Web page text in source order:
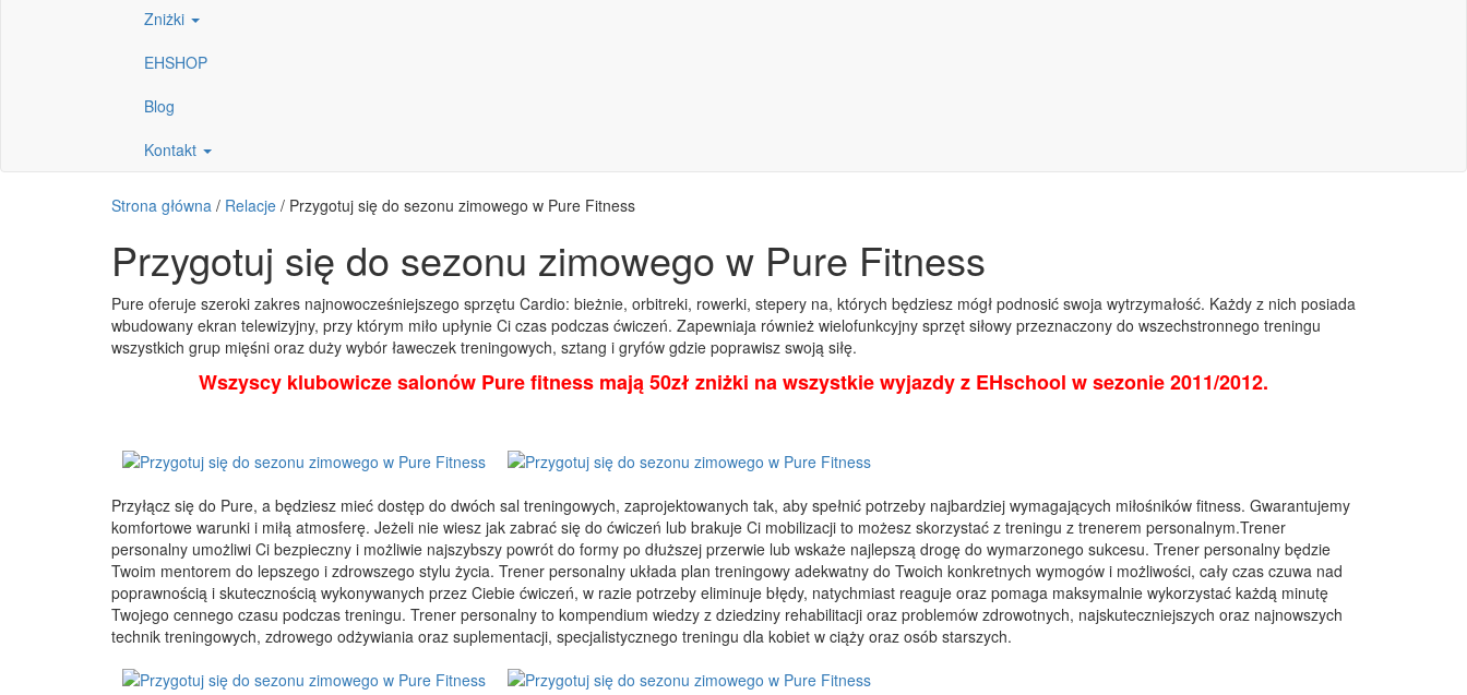
Zniżki
EHSHOP
Blog
Kontakt
Strona główna / Relacje / Przygotuj się do sezonu zimowego w Pure Fitness
Przygotuj się do sezonu zimowego w Pure Fitness
Pure oferuje szeroki zakres najnowocześniejszego sprzętu Cardio: bieżnie, orbitreki, rowerki, stepery na, których będziesz mógł podnosić swoja wytrzymałość. Każdy z nich posiada
wbudowany ekran telewizyjny, przy którym miło upłynie Ci czas podczas ćwiczeń. Zapewniaja również wielofunkcyjny sprzęt siłowy przeznaczony do wszechstronnego treningu
wszystkich grup mięśni oraz duży wybór ławeczek treningowych, sztang i gryfów gdzie poprawisz swoją siłę.
Wszyscy klubowicze salonów Pure fitness mają 50zł zniżki na wszystkie wyjazdy z EHschool w sezonie 2011/2012.
Przyłącz się do Pure, a będziesz mieć dostęp do dwóch sal treningowych, zaprojektowanych tak, aby spełnić potrzeby najbardziej wymagających miłośników fitness. Gwarantujemy
komfortowe warunki i miłą atmosferę. Jeżeli nie wiesz jak zabrać się do ćwiczeń lub brakuje Ci mobilizacji to możesz skorzystać z treningu z trenerem personalnym.Trener
personalny umożliwi Ci bezpieczny i możliwie najszybszy powrót do formy po dłuższej przerwie lub wskaże najlepszą drogę do wymarzonego sukcesu. Trener personalny będzie
Twoim mentorem do lepszego i zdrowszego stylu życia. Trener personalny układa plan treningowy adekwatny do Twoich konkretnych wymogów i możliwości, cały czas czuwa nad
poprawnością i skutecznością wykonywanych przez Ciebie ćwiczeń, w razie potrzeby eliminuje błędy, natychmiast reaguje oraz pomaga maksymalnie wykorzystać każdą minutę
Twojego cennego czasu podczas treningu. Trener personalny to kompendium wiedzy z dziedziny rehabilitacji oraz problemów zdrowotnych, najskuteczniejszych oraz najnowszych
technik treningowych, zdrowego odżywiania oraz suplementacji, specjalistycznego treningu dla kobiet w ciąży oraz osób starszych.